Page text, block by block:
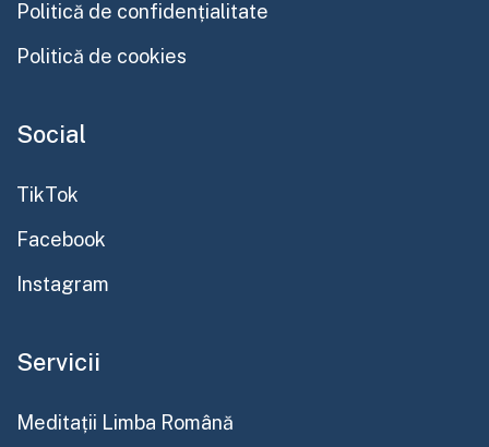
Politică de confidențialitate
Politică de cookies
Social
TikTok
Facebook
Instagram
Servicii
Meditații Limba Română